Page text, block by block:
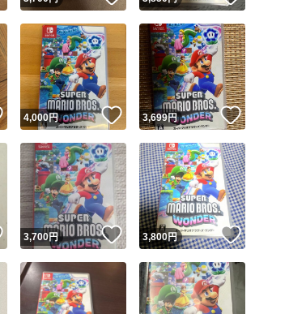
ユーザーの実績について
Yahoo!フリマが定めた一定の基準を満たしたユーザーにバ
安心取引出品者
安心取引出品者 Yahoo!フリマの基準をクリアした安
取引実績
取引実績◯+ このユーザーはYahoo!フリマの取引
この商品の情報をコピーしま
商品画像の無断転載は禁止されています
コピーは1商品につき1回です
いいね！
4,000円 いいね！
3,699円 いいね！
いいね！
3,700円 いいね！
3,800円 いいね！